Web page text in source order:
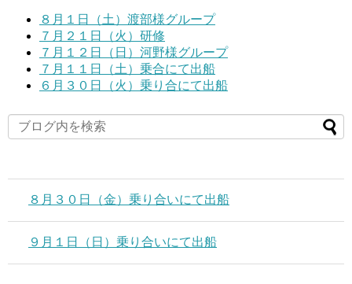
８月１日（土）渡部様グループ
７月２１日（火）研修
７月１２日（日）河野様グループ
７月１１日（土）乗合にて出船
６月３０日（火）乗り合にて出船
８月３０日（金）乗り合いにて出船
９月１日（日）乗り合いにて出船